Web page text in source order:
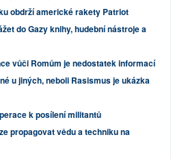
obdrží americké rakety Patriot
do Gazy knihy, hudební nástroje a
vůči Romům je nedostatek informací
u jiných, neboli Rasismus je ukázka
k posílení militantů
propagovat vědu a techniku na